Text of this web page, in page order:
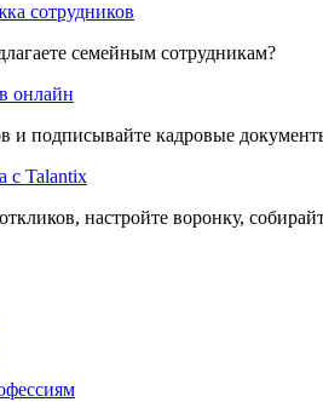
сотрудников
семейным сотрудникам?
онлайн
и подписывайте кадровые
с Talantix
настройте воронку,